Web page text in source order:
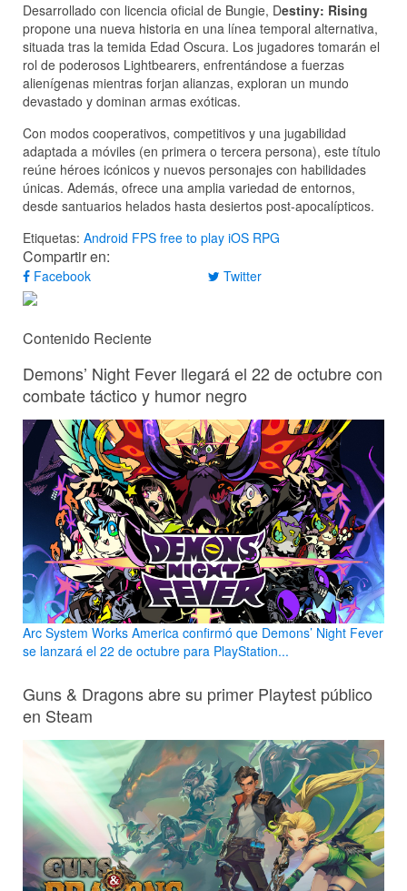
Desarrollado con licencia oficial de Bungie, Destiny: Rising
propone una nueva historia en una línea temporal alternativa,
situada tras la temida Edad Oscura. Los jugadores tomarán el
rol de poderosos Lightbearers, enfrentándose a fuerzas
alienígenas mientras forjan alianzas, exploran un mundo
devastado y dominan armas exóticas.
Con modos cooperativos, competitivos y una jugabilidad
adaptada a móviles (en primera o tercera persona), este título
reúne héroes icónicos y nuevos personajes con habilidades
únicas. Además, ofrece una amplia variedad de entornos,
desde santuarios helados hasta desiertos post-apocalípticos.
Etiquetas: Android FPS free to play iOS RPG
Compartir en:
Facebook Twitter
Contenido Reciente
Demons’ Night Fever llegará el 22 de octubre con
combate táctico y humor negro
Arc System Works America confirmó que Demons’ Night Fever
se lanzará el 22 de octubre para PlayStation...
Guns & Dragons abre su primer Playtest público
en Steam